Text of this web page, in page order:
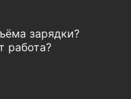
зарядки?
работа?